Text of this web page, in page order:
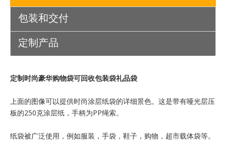
包装和交付
定制产品
定制时尚豪华购物袋可回收包装袋礼品袋
上面的图像可以提供时尚涂层纸袋的详细景色。这是带有哑光层压
板的250克涂层纸，手柄为PP绳索。
纸袋被广泛使用，例如服装，手袋，鞋子，购物，超市载体袋等。